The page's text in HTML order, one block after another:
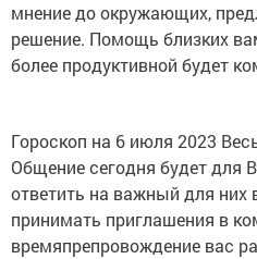
мнение до окружающих,
решение. Помощь близких
более продуктивной будет
Гороскоп на 6 июля 2023
Общение сегодня будет для
ответить на важный для них
принимать приглашения в
времяпрепровождение вас